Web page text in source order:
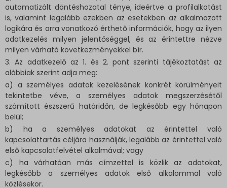
automatizált döntéshozatal ténye, ideértve a profilalkotást
is, valamint legalább ezekben az esetekben az alkalmazott
logikára és arra vonatkozó érthető információk, hogy az ilyen
adatkezelés milyen jelentőséggel, és az érintettre nézve
milyen várható következményekkel bír.
3. Az adatkezelő az 1. és 2. pont szerinti tájékoztatást az
alábbiak szerint adja meg:
a) a személyes adatok kezelésének konkrét körülményeit
tekintetbe véve, a személyes adatok megszerzésétől
számított észszerű határidőn, de legkésőbb egy hónapon
belül;
b) ha a személyes adatokat az érintettel való
kapcsolattartás céljára használják, legalább az érintettel való
első kapcsolatfelvétel alkalmával; vagy
c) ha várhatóan más címzettel is közlik az adatokat,
legkésőbb a személyes adatok első alkalommal való
közlésekor.